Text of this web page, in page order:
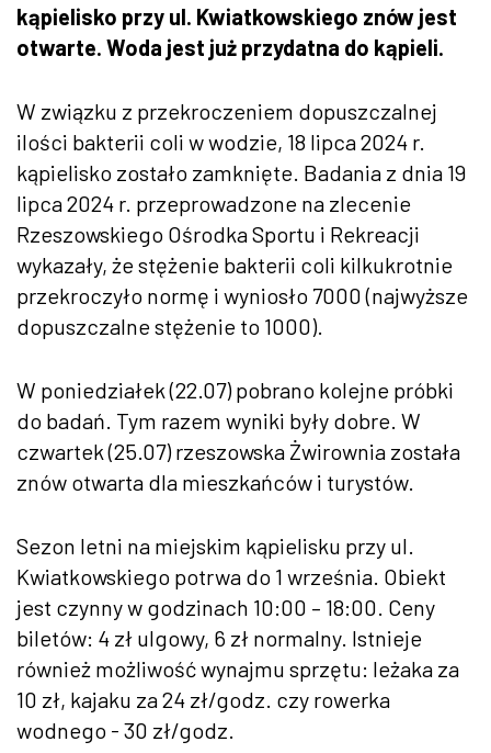
kąpielisko przy ul. Kwiatkowskiego znów jest
otwarte. Woda jest już przydatna do kąpieli.
W związku z przekroczeniem dopuszczalnej
ilości bakterii coli w wodzie, 18 lipca 2024 r.
kąpielisko zostało zamknięte. Badania z dnia 19
lipca 2024 r. przeprowadzone na zlecenie
Rzeszowskiego Ośrodka Sportu i Rekreacji
wykazały, że stężenie bakterii coli kilkukrotnie
przekroczyło normę i wyniosło 7000 (najwyższe
dopuszczalne stężenie to 1000).
W poniedziałek (22.07) pobrano kolejne próbki
do badań. Tym razem wyniki były dobre. W
czwartek (25.07) rzeszowska Żwirownia została
znów otwarta dla mieszkańców i turystów.
Sezon letni na miejskim kąpielisku przy ul.
Kwiatkowskiego potrwa do 1 września. Obiekt
jest czynny w godzinach 10:00 – 18:00. Ceny
biletów: 4 zł ulgowy, 6 zł normalny. Istnieje
również możliwość wynajmu sprzętu: leżaka za
10 zł, kajaku za 24 zł/godz. czy rowerka
wodnego - 30 zł/godz.